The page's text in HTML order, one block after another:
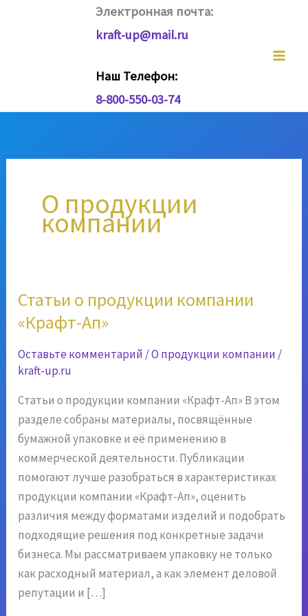
Электронная почта:
kraft-up@mail.ru
Наш Телефон:
8-800-550-03-74
О продукции
компании
Статьи о продукции компании
«Крафт-Ап»
Оставьте комментарий /О продукции компании /
kraft-up.ru
Статьи о продукции компании «Крафт-Ап» В этом
разделе собраны материалы, посвящённые
бумажной упаковке и её применению в
коммерческой деятельности. Публикации
помогают лучше разобраться в характеристиках
продукции компании «Крафт-Ап», оценить
различия между форматами изделий и подобрать
подходящие решения под конкретные задачи
бизнеса. Мы рассматриваем упаковку не только
как расходный материал, а как элемент деловой
репутации и […]